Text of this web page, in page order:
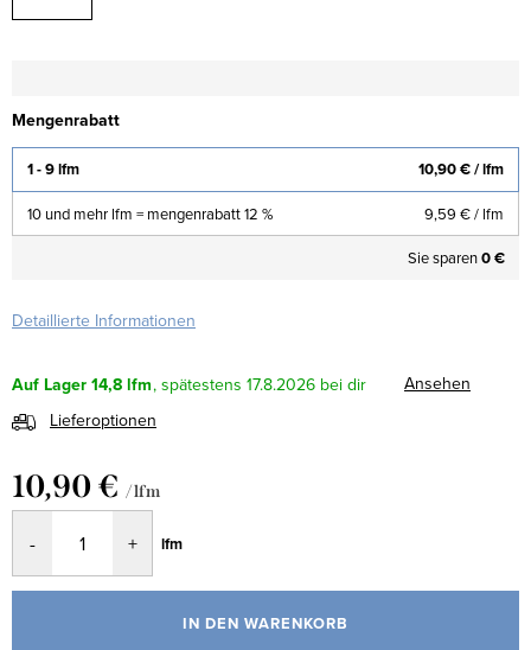
Mengenrabatt
1 - 9 lfm 10,90 €/ lfm
10 und mehr lfm = mengenrabatt 12 % 9,59 €/ lfm
Sie sparen0 €
Detaillierte Informationen
Auf Lager14,8 lfm 17.8.2026
Ansehen
Lieferoptionen
10,90 € / lfm
lfm
IN DEN WARENKORB